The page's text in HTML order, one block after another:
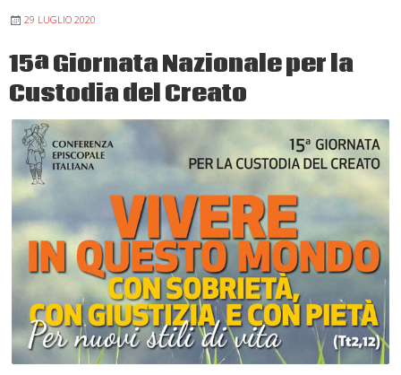
29 LUGLIO 2020
15ª Giornata Nazionale per la
Custodia del Creato